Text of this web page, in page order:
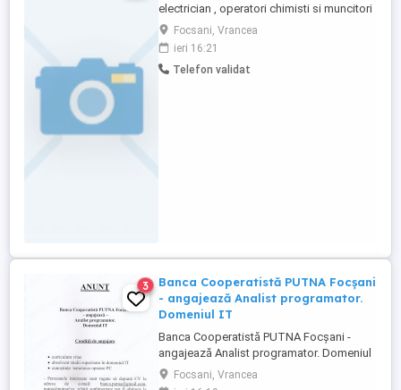
electrician , operatori chimisti si muncitori
necalificați(ambalatori manuali ) pentru
linii de productie mase plastice . relații la
telefon și e-mail:"
Focsani, Vrancea
ieri 16:21
Telefon validat
3
Banca Cooperatistă PUTNA Focșani
- angajează Analist programator.
Domeniul IT
Banca Cooperatistă PUTNA Focșani -
angajează Analist programator. Domeniul
IT Condiţii de angajare curriculum vitae
absolvent studii superioare în domeniul IT
Focsani, Vrancea